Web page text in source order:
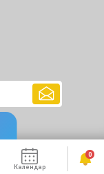
Календар Сервіси
0